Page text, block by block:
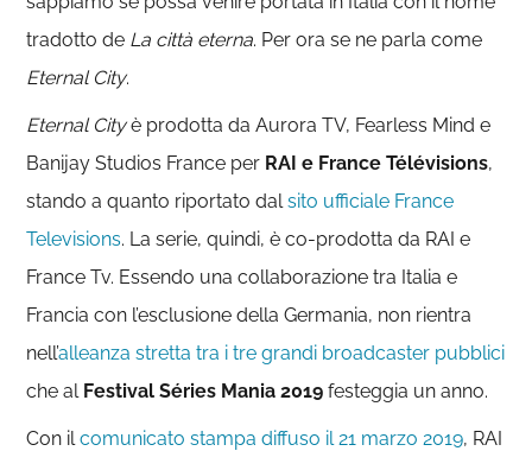
tradotto de La città eterna. Per ora se ne parla come
Eternal City.
Eternal Cityè prodotta da Aurora TV, Fearless Mind e
Banijay Studios France per RAI e France Télévisions,
stando a quanto riportato dalsito ufficiale France
Televisions. La serie, quindi, è co-prodotta da RAI e
France Tv. Essendo una collaborazione tra Italia e
Francia con l’esclusione della Germania, non rientra
nell’alleanza stretta tra i tre grandi broadcaster pubblici
che al Festival Séries Mania 2019 festeggia un anno.
Con ilcomunicato stampa diffuso il 21 marzo 2019, RAI